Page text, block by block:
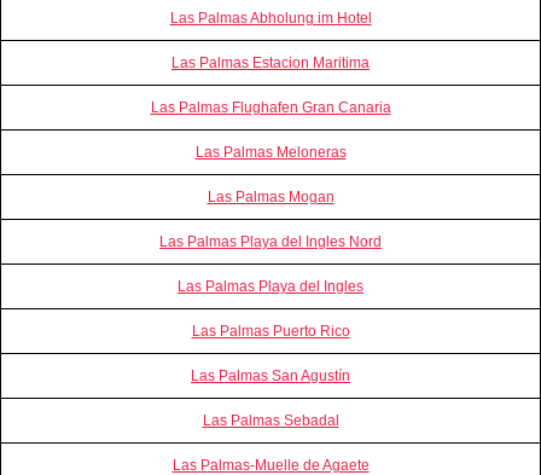
Las Palmas Abholung im Hotel
Las Palmas Estacion Maritima
Las Palmas Flughafen Gran Canaria
Las Palmas Meloneras
Las Palmas Mogan
Las Palmas Playa del Ingles Nord
Las Palmas Playa del Ingles
Las Palmas Puerto Rico
Las Palmas San Agustín
Las Palmas Sebadal
Las Palmas-Muelle de Agaete